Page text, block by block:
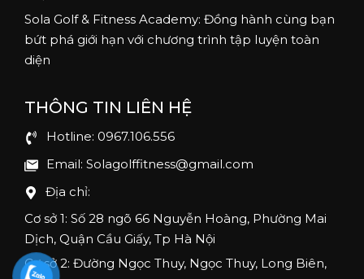
Sola Golf & Fitness Academy: Đồng hành cùng bạn
bứt phá giới hạn với chương trình tập luyện toàn
diện
THÔNG TIN LIÊN HỆ
Hotline: 0967.106.556
Email: Solagolffitness@gmail.com
Địa chỉ:
Cơ sở 1: Số 28 ngõ 66 Nguyễn Hoàng, Phường Mai
Dịch, Quận Cầu Giấy, Tp Hà Nội
Cơ sở 2: Đường Ngọc Thuy, Ngọc Thuy, Long Biên,